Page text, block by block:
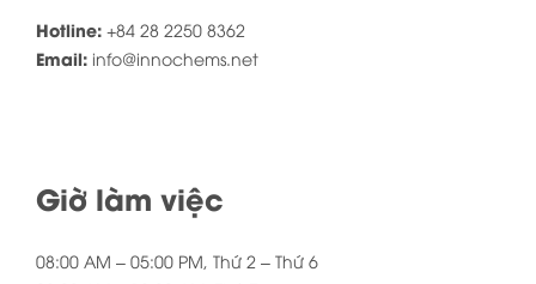
Tin tức
Hotline: +84 28 2250 8362
Email: info@innochems.net
Giờ làm việc
08:00 AM – 05:00 PM, Thứ 2 – Thứ 6